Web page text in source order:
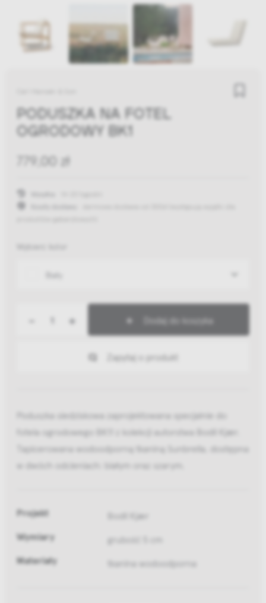
PODUSZKA NA FOTEL
OGRODOWY BK1
779,00 zł
Wybierz kolor
Biały
+ Dodaj do koszyka
Zapytaj o produkt
Poduszka siedziskowa zaprojektowana specjalnie do
fotela ogrodowego BK11 z kolekcji autorstwa Bodil Kjær.
Tapicerowana wodoodporną tkaniną Sunbrella, dostępna
w dwóch odcieniach: białym oraz szarym.
Projekt Bodil Kjær
Wymiary grubość 5 cm
Materiały tkanina wodoodporna